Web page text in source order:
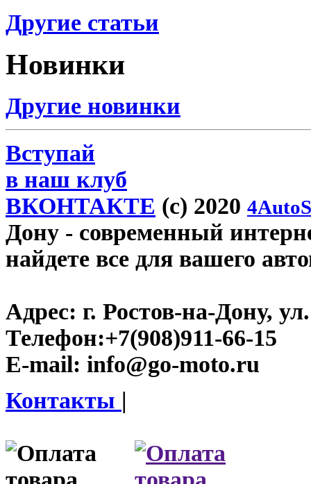
Другие статьи
Новинки
Другие новинки
Вступай
в наш клуб
ВКОНТАКТЕ (c) 2020
Дону - современный
найдете все для вашего
Адрес: г. Ростов-на-Дону,
Телефон:+7(908)911-66-15
E-mail: info@go-moto.ru
Контакты |